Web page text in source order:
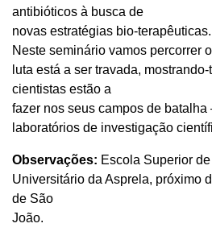
antibióticos à busca de
novas estratégias bio-terapêuticas.
Neste seminário vamos percorrer
luta está a ser travada,
cientistas estão a
fazer nos seus campos de batalha
laboratórios de investigação
Observações: Escola Superior
Universitário da Asprela, próximo
de São
João.